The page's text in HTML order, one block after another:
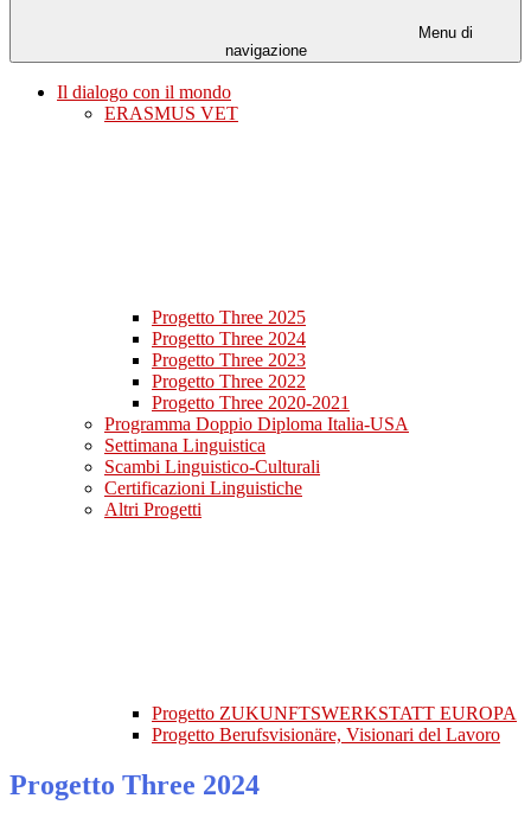
Menu di
navigazione
Il dialogo con il mondo
ERASMUS VET
Progetto Three 2025
Progetto Three 2024
Progetto Three 2023
Progetto Three 2022
Progetto Three 2020-2021
Programma Doppio Diploma Italia-USA
Settimana Linguistica
Scambi Linguistico-Culturali
Certificazioni Linguistiche
Altri Progetti
Progetto ZUKUNFTSWERKSTATT EUROPA
Progetto Berufsvisionäre, Visionari del Lavoro
Progetto Three 2024